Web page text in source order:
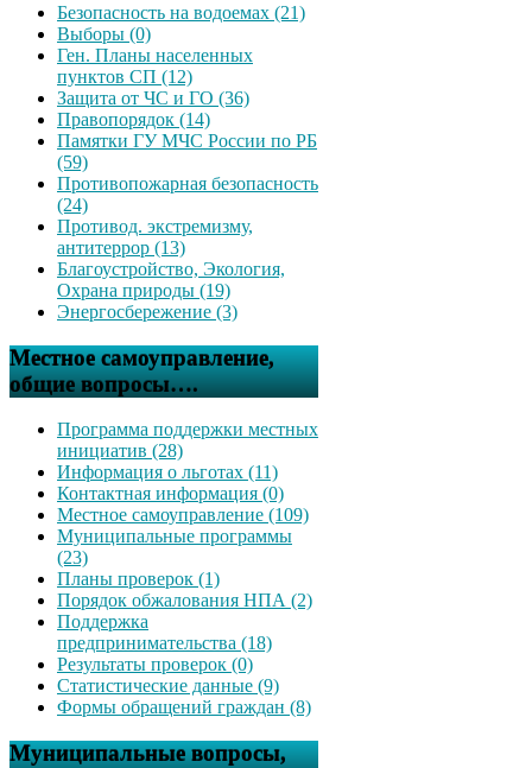
Безопасность на водоемах (21)
Выборы (0)
Ген. Планы населенных
пунктов СП (12)
Защита от ЧС и ГО (36)
Правопорядок (14)
Памятки ГУ МЧС России по РБ
(59)
Противопожарная безопасность
(24)
Противод. экстремизму,
антитеррор (13)
Благоустройство, Экология,
Охрана природы (19)
Энергосбережение (3)
Местное самоуправление,
общие вопросы….
Программа поддержки местных
инициатив (28)
Информация о льготах (11)
Контактная информация (0)
Местное самоуправление (109)
Муниципальные программы
(23)
Планы проверок (1)
Порядок обжалования НПА (2)
Поддержка
предпринимательства (18)
Результаты проверок (0)
Статистические данные (9)
Формы обращений граждан (8)
Муниципальные вопросы,